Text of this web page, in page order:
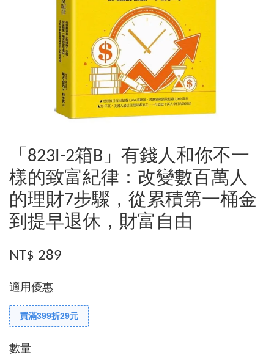
「823I-2箱B」有錢人和你不一
樣的致富紀律：改變數百萬人
的理財7步驟，從累積第一桶金
到提早退休，財富自由
NT$ 289
適用優惠
買滿399折29元
數量